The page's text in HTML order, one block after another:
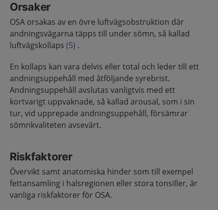
Orsaker
OSA orsakas av en övre luftvägsobstruktion där
andningsvägarna täpps till under sömn, så kallad
luftvägskollaps (5) .
En kollaps kan vara delvis eller total och leder till ett
andningsuppehåll med åtföljande syrebrist.
Andningsuppehåll avslutas vanligtvis med ett
kortvarigt uppvaknade, så kallad arousal, som i sin
tur, vid upprepade andningsuppehåll, försämrar
sömnkvaliteten avsevärt.
Riskfaktorer
Övervikt samt anatomiska hinder som till exempel
fettansamling i halsregionen eller stora tonsiller, är
vanliga riskfaktorer för OSA.